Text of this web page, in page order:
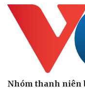
Doanh nghiệp 24h
Doanh nhân
Vì cộng đồng
Nhóm thanh niên